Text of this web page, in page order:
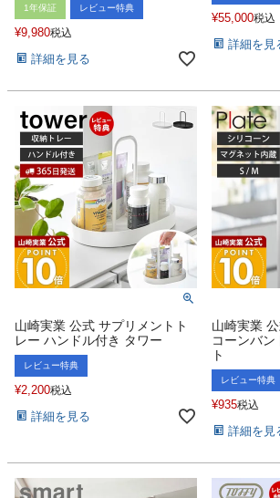
1年保証 レビュー特典
¥9,980税込
詳細を見る
¥55,000税込
詳細を見
山崎実業 公式 サプリメントト
レー ハンドル付き タワー
レビュー特典
¥2,200税込
詳細を見る
山崎実業
コーンバ
ト
レビュー特典
¥935税込
詳細を見